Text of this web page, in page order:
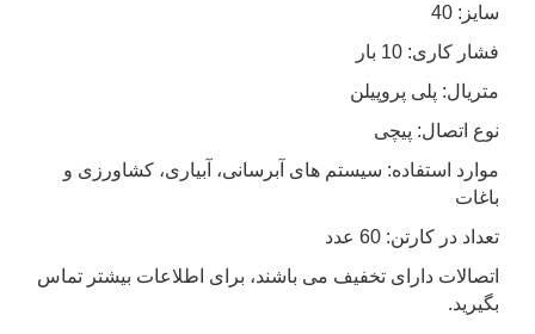
سایز: 40
فشار کاری: 10 بار
متریال: پلی پروپیلن
نوع اتصال: پیچی
موارد استفاده: سیستم های آبرسانی، آبیاری، کشاورزی و
باغات
تعداد در کارتن: 60 عدد
اتصالات دارای تخفیف می باشند، برای اطلاعات بیشتر تماس
بگیرید.